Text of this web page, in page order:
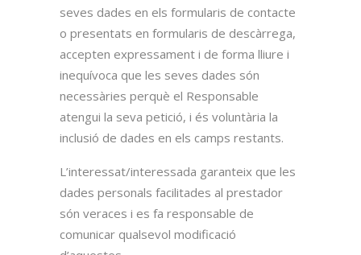
seves dades en els formularis de contacte
o presentats en formularis de descàrrega,
accepten expressament i de forma lliure i
inequívoca que les seves dades són
necessàries perquè el Responsable
atengui la seva petició, i és voluntària la
inclusió de dades en els camps restants.
L’interessat/interessada garanteix que les
dades personals facilitades al prestador
són veraces i es fa responsable de
comunicar qualsevol modificació